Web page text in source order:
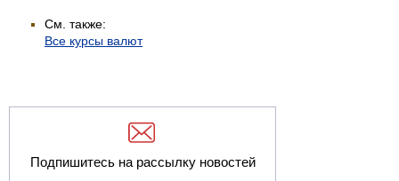
См. также:
Все курсы валют
Подпишитесь на рассылку новостей